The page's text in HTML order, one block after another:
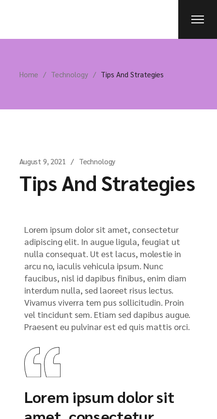
Home Technology Tips And Strategies
August 9, 2021 Technology
Tips And Strategies
Lorem ipsum dolor sit amet, consectetur
adipiscing elit. In augue ligula, feugiat ut
nulla consequat. Ut est lacus, molestie in
arcu no, iaculis vehicula ipsum. Nunc
faucibus, nisl id dapibus finibus, enim diam
interdum nulla, sed laoreet risus lectus.
Vivamus viverra tem pus sollicitudin. Proin
vel tincidunt sem. Etiam sed dapibus augue.
Praesent eu pulvinar est ed quis mattis orci.
Lorem ipsum dolor sit